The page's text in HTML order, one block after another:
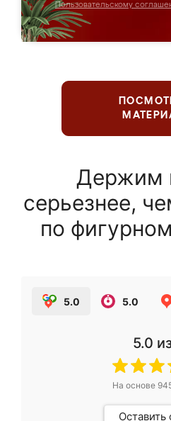
Пользовательскому
Держим
серьезнее,
по
5.0 5.0
5.0
На основе
Оставить